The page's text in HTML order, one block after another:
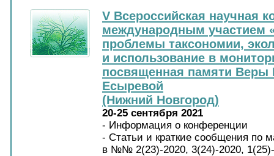
V Всероссийская научная
международным участием
проблемы таксономии,
и использование в
посвященная памяти Веры
Есыревой
(Нижний Новгород)
20-25 сентября 2021
- Информация о конференции
- Cтатьи и краткие сообщения по
в №№ 2(23)-2020, 3(24)-2020,